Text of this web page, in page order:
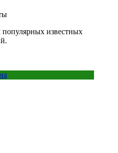
известных